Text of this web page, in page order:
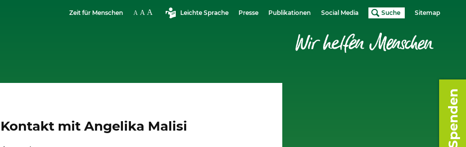
Zeit für Menschen Leichte Sprache Presse Publikationen Social Media Suche Sitemap
Kontakt mit Angelika Malisi Spenden